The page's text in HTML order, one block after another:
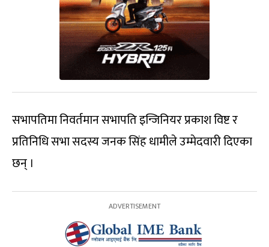
सभापतिमा निवर्तमान सभापति इन्जिनियर प्रकाश विष्ट र
प्रतिनिधि सभा सदस्य जनक सिंह धामीले उम्मेदवारी दिएका
छन् ।